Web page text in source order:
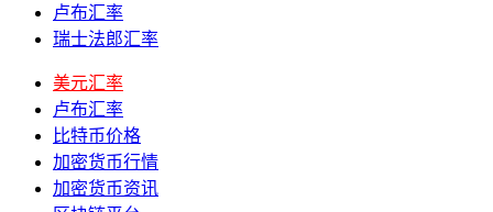
卢布汇率
瑞士法郎汇率
美元汇率
卢布汇率
比特币价格
加密货币行情
加密货币资讯